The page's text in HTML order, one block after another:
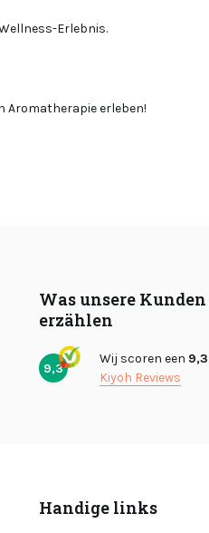
Erlebnis.
Aromatherapie erleben!
Was unsere
erzählen
9,3
Wij scoren een 9,3
Kiyoh Reviews
Handige links